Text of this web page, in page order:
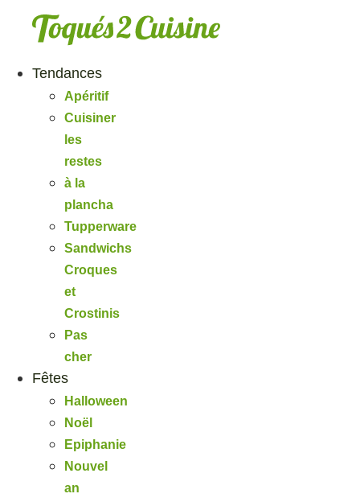
Tendances
Apéritif
Cuisiner
les
restes
à la
plancha
Tupperware
Sandwichs
Croques
et
Crostinis
Pas
cher
Fêtes
Halloween
Noël
Epiphanie
Nouvel
an